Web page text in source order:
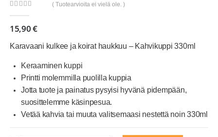
( Tuotearvioita ei vielä ole. )
15,90€
Karavaani kulkee ja koirat haukkuu – Kahvikuppi 330ml
Keraaminen kuppi
Printti molemmilla puolilla kuppia
Jotta tuote ja painatus pysyisi hyvänä pidempään,
suosittelemme käsinpesua.
Vetää kahvia tai muuta valitsemaasi nestettä noin 330ml